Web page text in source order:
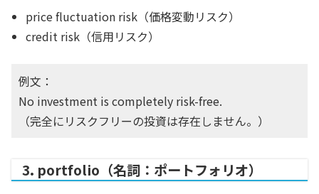
price fluctuation risk（価格変動リスク）
credit risk（信用リスク）
例文：
No investment is completely risk-free.
（完全にリスクフリーの投資は存在しません。）
3. portfolio（名詞：ポートフォリオ）